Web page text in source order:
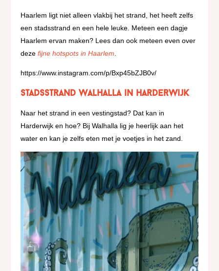
Haarlem ligt niet alleen vlakbij het strand, het heeft zelfs
een stadsstrand en een hele leuke. Meteen een dagje
Haarlem ervan maken? Lees dan ook meteen even over
dezefijne hotspots in Haarlem.
https://www.instagram.com/p/Bxp45bZJB0v/
Stadsstrand Walhalla in Harderwijk
Naar het strand in een vestingstad? Dat kan in
Harderwijk en hoe? Bij Walhalla lig je heerlijk aan het
water en kan je zelfs eten met je voetjes in het zand.